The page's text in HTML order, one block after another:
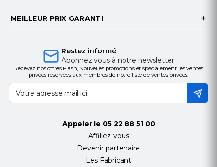
MEILLEUR PRIX GARANTI
Restez informé
Abonnez vous à notre newsletter
Recevez nos offres Flash, Nouvelles promotions et spécialement les ventes
privées réservées aux membres de notre liste de ventes privées.
Appeler le 05 22 88 51 00
Affiliez-vous
Devenir partenaire
Les Fabricant